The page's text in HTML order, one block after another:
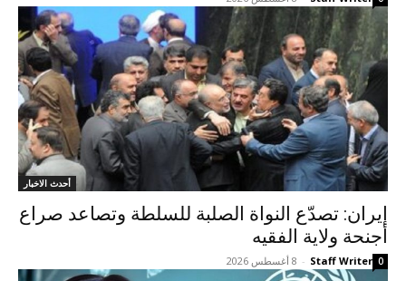
أحدث الاخبار
إيران: تصدّع النواة الصلبة للسلطة وتصاعد صراع
أجنحة ولاية الفقيه
Staff Writer
- 8 أغسطس 2026 0